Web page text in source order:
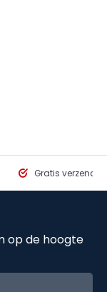
Gratis
op de hoogte